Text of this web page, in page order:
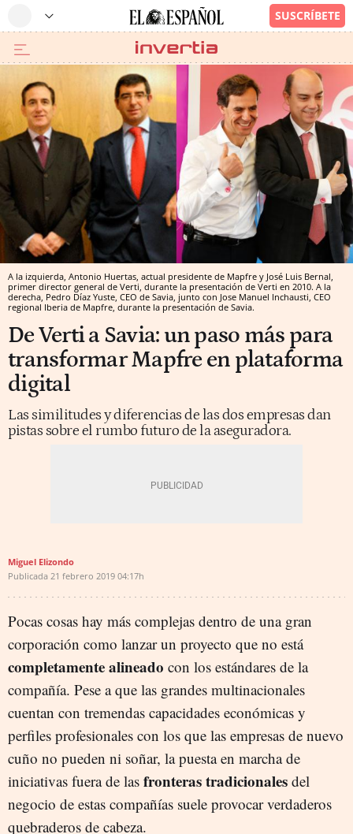
A la izquierda, Antonio Huertas, actual presidente de Mapfre y José Luis Bernal,
primer director general de Verti, durante la presentación de Verti en 2010. A la
derecha, Pedro Díaz Yuste, CEO de Savia, junto con Jose Manuel Inchausti, CEO
regional Iberia de Mapfre, durante la presentación de Savia.
De Verti a Savia: un paso más para
transformar Mapfre en plataforma
digital
Las similitudes y diferencias de las dos empresas dan
pistas sobre el rumbo futuro de la aseguradora.
Miguel Elizondo
Publicada 21 febrero 2019 04:17h
Pocas cosas hay más complejas dentro de una gran
corporación como lanzar un proyecto que no está
completamente alineado con los estándares de la
compañía. Pese a que las grandes multinacionales
cuentan con tremendas capacidades económicas y
perfiles profesionales con los que las empresas de nuevo
cuño no pueden ni soñar, la puesta en marcha de
iniciativas fuera de las fronteras tradicionales del
negocio de estas compañías suele provocar verdaderos
quebraderos de cabeza.